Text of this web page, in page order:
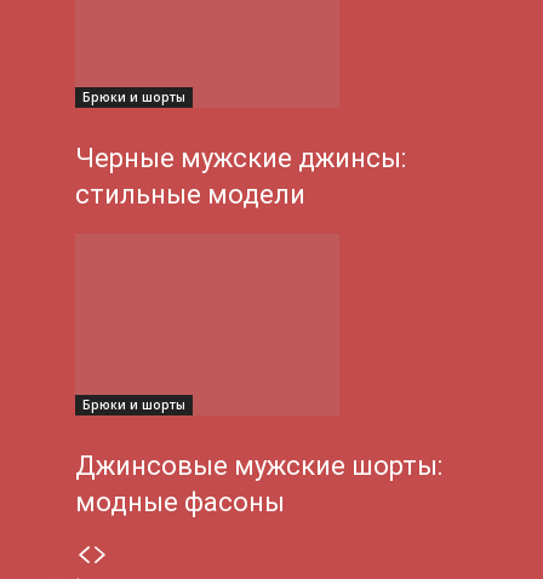
Брюки и шорты
Черные мужские джинсы:
стильные модели
Брюки и шорты
Джинсовые мужские шорты:
модные фасоны